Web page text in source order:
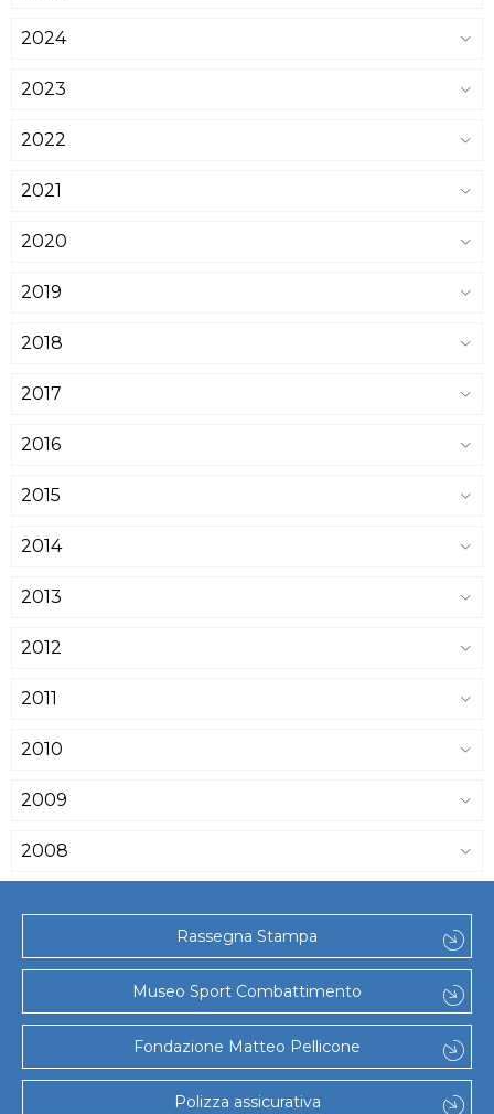
2024
2023
2022
2021
2020
2019
2018
2017
2016
2015
2014
2013
2012
2011
2010
2009
2008
Rassegna Stampa
Museo Sport Combattimento
Fondazione Matteo Pellicone
Polizza assicurativa